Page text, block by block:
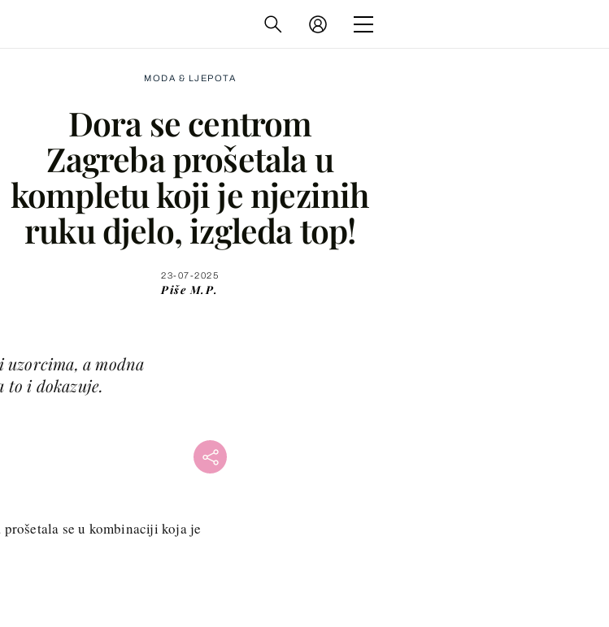
MODA & LJEPOTA
Dora se centrom
Zagreba prošetala u
kompletu koji je njezinih
ruku djelo, izgleda top!
23-07-2025
Piše M.P.
uzorcima, a modna
to i dokazuje.
prošetala se u kombinaciji koja je